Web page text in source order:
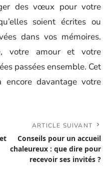
des vœux pour votre
soient écrites ou
dans vos mémoires.
votre amour et votre
passées ensemble. Cet
encore davantage votre
ARTICLE SUIVANT
Conseils pour un accueil
chaleureux : que dire pour
recevoir ses invités ?